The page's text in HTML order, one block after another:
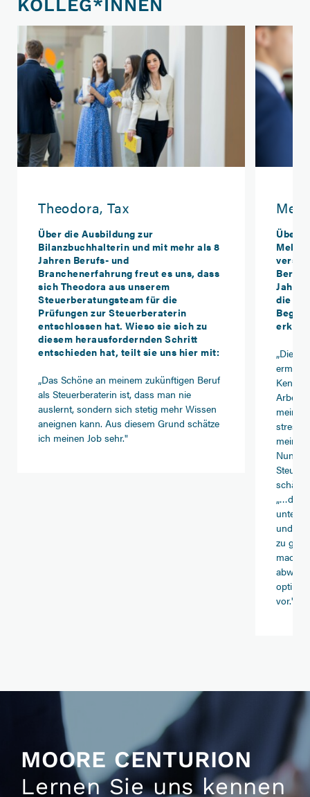
KOLLEG*INNEN
Theodora, Tax
Über die Ausbildung zur
Bilanzbuchhalterin und mit mehr als 8
Jahren Berufs- und
Branchenerfahrung freut es uns, dass
sich Theodora aus unserem
Steuerberatungsteam für die
Prüfungen zur Steuerberaterin
entschlossen hat. Wieso sie sich zu
diesem herausfordernden Schritt
entschieden hat, teilt sie uns hier mit:
„Das Schöne an meinem zukünftigen Beruf
als Steuerberaterin ist, dass man nie
auslernt, sondern sich stetig mehr Wissen
aneignen kann. Aus diesem Grund schätze
ich meinen Job sehr."
Über
die
„Die
meine
meine
Nun ist
schätz
„…die
und
zu
macht
optimal
vor."
MOORE CENTURION
Lernen Sie uns kennen